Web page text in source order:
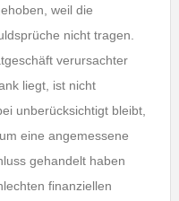
weil die
nicht tragen.
verursachter
liegt, ist nicht
unberücksichtigt bleibt,
eine angemessene
gehandelt haben
finanziellen